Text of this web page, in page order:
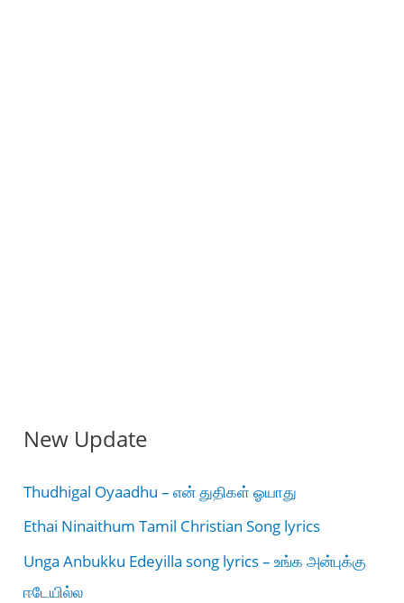
New Update
Thudhigal Oyaadhu – என் துதிகள் ஓயாது
Ethai Ninaithum Tamil Christian Song lyrics
Unga Anbukku Edeyilla song lyrics – உங்க அன்புக்கு
ஈடேயில்ல